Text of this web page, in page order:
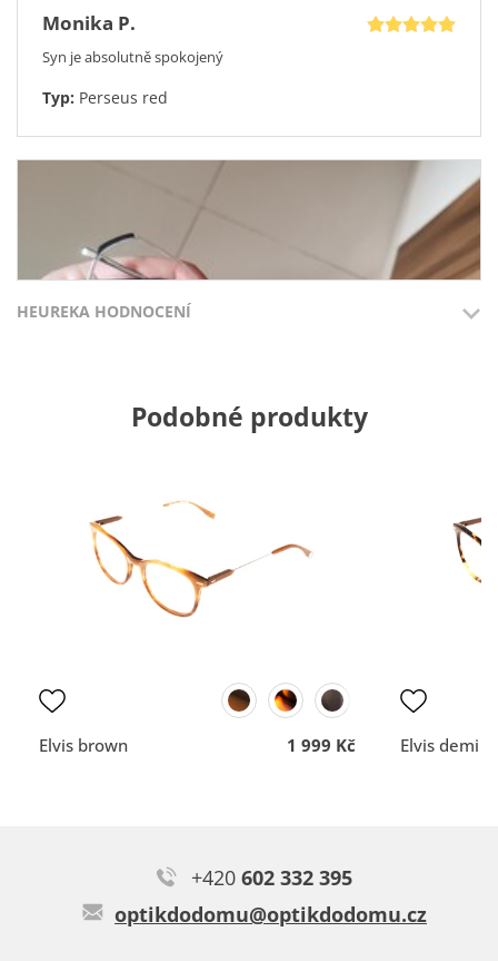
Monika P.
Syn je absolutně spokojený
Typ: Perseus red
Gloria black
Krásné a lehoučké obroučky. Celkově jsem s brýlemi moc
HEUREKA HODNOCENÍ
Přidáno 3.8.2026
nemám
DOPORUČUJE OBCHOD DOPORUČUJE
Kvalita
komunikace
Podobné produkty
Elvis brown 1 999 Kč Elvis demi
+420 602 332 395
optikdodomu@optikdodomu.cz